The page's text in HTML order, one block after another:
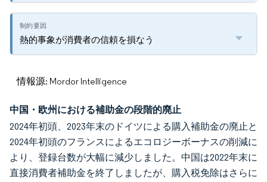
熱的事象が消費者の信頼を損なう
情報源: Mordor Intelligence
中国・欧州における補助金の段階的廃止
2024年初頭、2023年末のドイツによる購入補助金の廃止と
2024年初頭のフランスによるエコロジーボーナスの削減に
より、登録台数が大幅に減少しました。中国は2022年末に
直接消費者補助金を終了しましたが、購入税免除はさらに